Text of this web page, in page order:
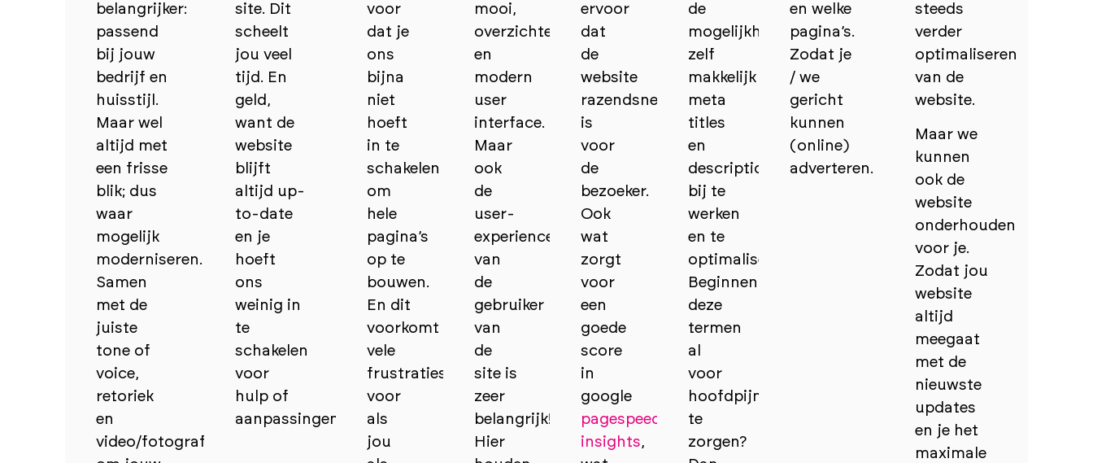
belangrijker:
passend
bij jouw
bedrijf en
huisstijl.
Maar wel
altijd met
een frisse
blik; dus
waar
mogelijk
moderniseren.
Samen
met de
juiste
tone of
voice,
retoriek
en
video/fotografie
site. Dit
scheelt
jou veel
tijd. En
geld,
want de
website
blijft
altijd up-
to-date
en je
hoeft
ons
weinig in
te
schakelen
voor
hulp of
aanpassingen.
voor
dat je
ons
bijna
niet
hoeft
in te
schakelen
om
hele
pagina’s
op te
bouwen.
En dit
voorkomt
vele
frustraties
voor
als
jou
mooi,
overzichtelijk
en
modern
user
interface.
Maar
ook
de
user-
experience
van
de
gebruiker
van
de
site is
zeer
belangrijk!
Hier
ervoor
dat
de
website
razendsnel
is
voor
de
bezoeker.
Ook
wat
zorgt
voor
een
goede
score
in
google
pagespeed
insights,
de
mogelijkheid
zelf
makkelijk
meta
titles
en
descriptions
bij te
werken
en te
optimaliseren.
Beginnen
deze
termen
al
voor
hoofdpijn
te
zorgen?
en welke
pagina’s.
Zodat je
/ we
gericht
kunnen
(online)
adverteren.
steeds
verder
optimaliseren
van de
website.
Maar we
kunnen
ook de
website
onderhouden
voor je.
Zodat jou
website
altijd
meegaat
met de
nieuwste
updates
en je het
maximale